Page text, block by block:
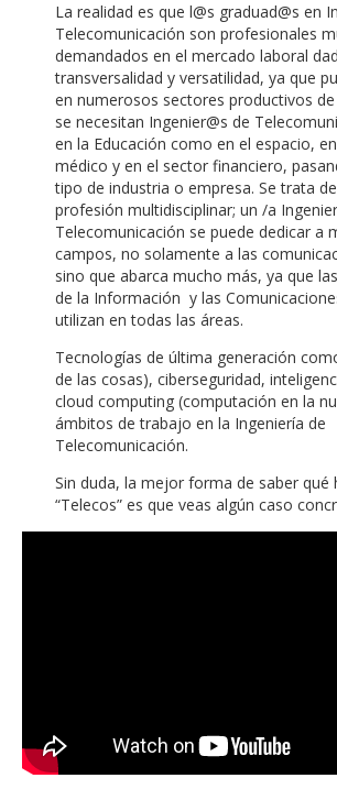
La realidad es que l@s graduad@s en
Telecomunicación son profesionales
demandados en el mercado laboral
transversalidad y versatilidad, ya que
en numerosos sectores productivos de
se necesitan Ingenier@s de
en la Educación como en el espacio,
médico y en el sector financiero,
tipo de industria o empresa. Se trata
profesión multidisciplinar; un /a
Telecomunicación se puede dedicar a
campos, no solamente a las
sino que abarca mucho más, ya que
de la Información y las
utilizan en todas las áreas.
Tecnologías de última generación
de las cosas), ciberseguridad,
cloud computing (computación en la
ámbitos de trabajo en la Ingeniería de
Telecomunicación.
Sin duda, la mejor forma de saber qué
“Telecos” es que veas algún caso